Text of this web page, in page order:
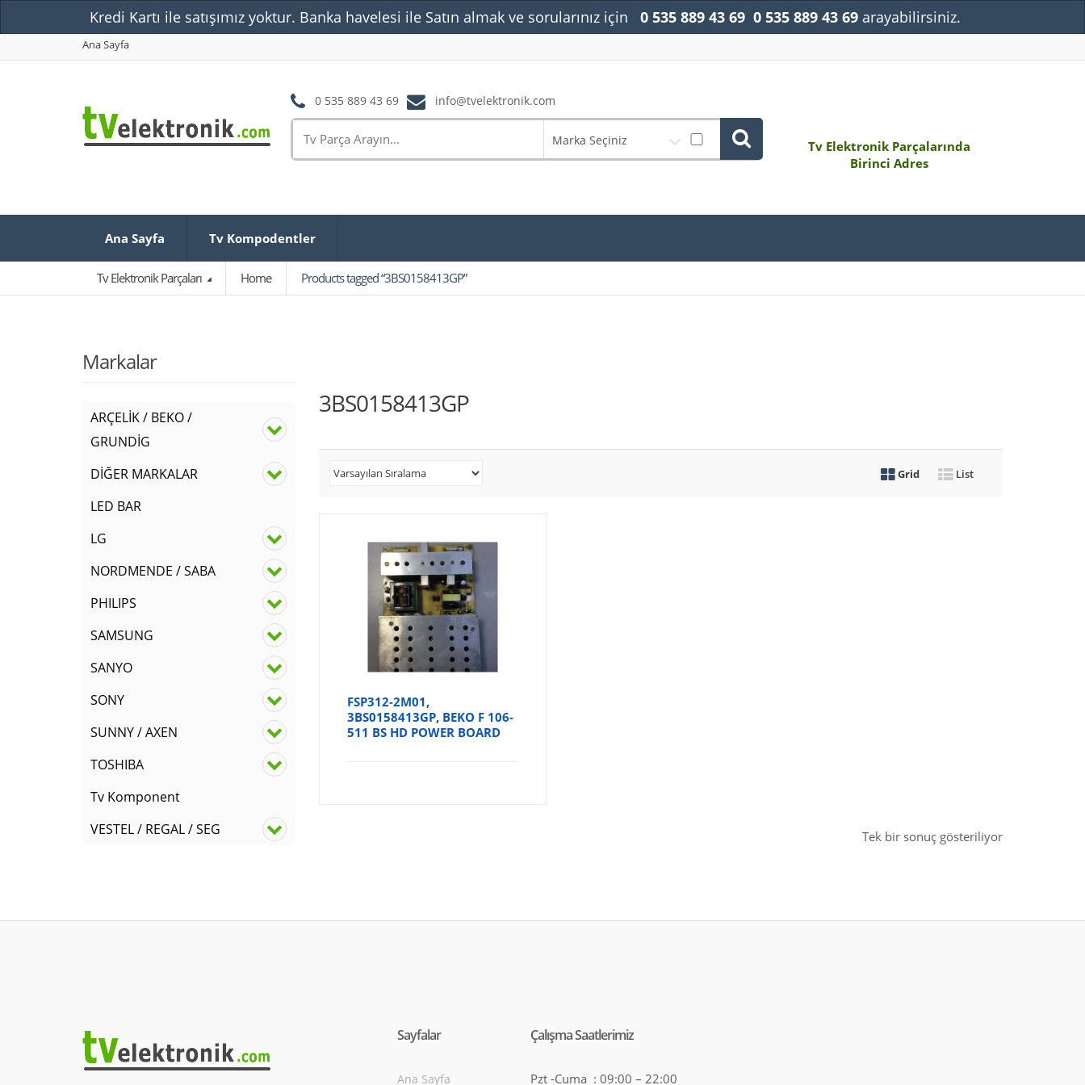
Ana Sayfa
0 535 889 43 69 info@tvelektronik.com
Marka Seçiniz
Tv Elektronik Parçalarında
Birinci Adres
Ana Sayfa Tv Kompodentler
Tv Elektronik Parçaları Home Products tagged “3BS0158413GP”
3BS0158413GP
Grid List
FSP312-2M01,
3BS0158413GP, BEKO F 106-
511 BS HD POWER BOARD
Tek bir sonuç gösteriliyor
Markalar
ARÇELİK / BEKO /
GRUNDİG
DİĞER MARKALAR
LED BAR
LG
NORDMENDE / SABA
PHILIPS
SAMSUNG
SANYO
SONY
SUNNY / AXEN
TOSHIBA
Tv Komponent
VESTEL / REGAL / SEG
Sayfalar
Ana Sayfa
Çalışma Saatlerimiz
Pzt -Cuma : 09:00 – 22:00
Kredi Kartı ile satışımız yoktur. Banka havelesi ile Satın almak ve sorularınız için 0 535 889 43 69 0 535 889 43 69 arayabilirsiniz.